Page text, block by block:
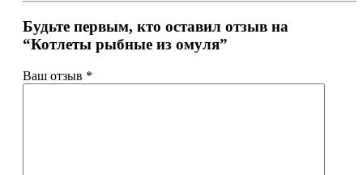
Будьте первым, кто оставил отзыв на
“Котлеты рыбные из омуля”
Ваш отзыв *